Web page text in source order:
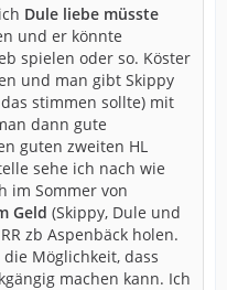
Dule liebe müsste
und er könnte
spielen oder so. Köster
und man gibt Skippy
stimmen sollte) mit
dann gute
guten zweiten HL
sehe ich nach wie
im Sommer von
Geld (Skippy, Dule und
zb Aspenbäck holen.
Möglichkeit, dass
machen kann. Ich